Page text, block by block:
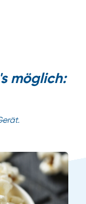
möglich: